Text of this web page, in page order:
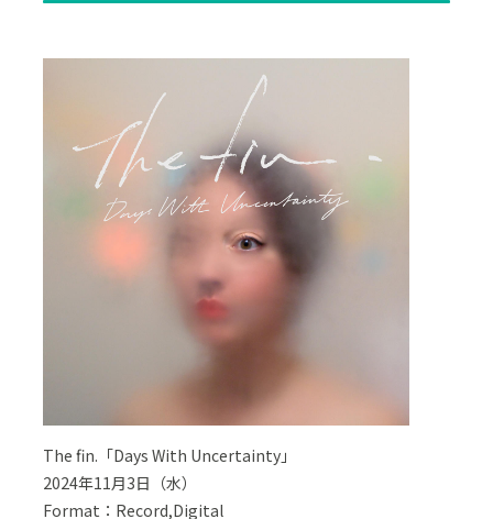
The fin.「Days With Uncertainty」
2024年11月3日（水）
Format：Record,Digital